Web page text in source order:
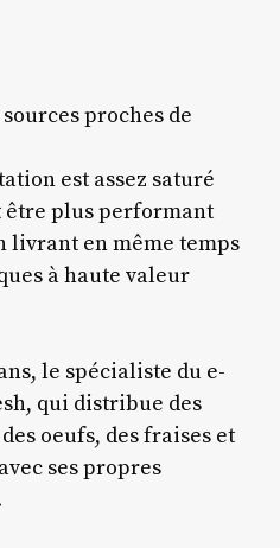
proches de
est assez saturé
plus performant
livrant en même temps
à haute valeur
le spécialiste du e-
qui distribue des
oeufs, des fraises et
ses propres